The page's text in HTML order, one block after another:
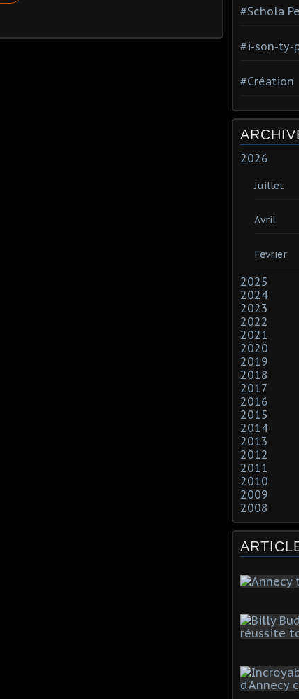
#Schola
#i-son-ty-
#Création
2026
Juillet
Avril
Février
2025
2024
2023
2022
2021
2020
2019
2018
2017
2016
2015
2014
2013
2012
2011
2010
2009
2008